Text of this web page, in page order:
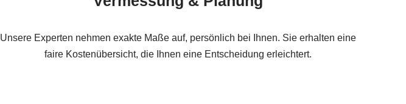
Unsere Experten nehmen exakte Maße auf, persönlich bei Ihnen. Sie erhalten eine
faire Kostenübersicht, die Ihnen eine Entscheidung erleichtert.